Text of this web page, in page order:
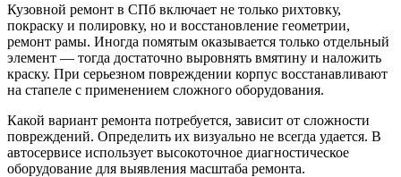
Кузовной ремонт в СПб включает не только рихтовку,
покраску и полировку, но и восстановление геометрии,
ремонт рамы. Иногда помятым оказывается только отдельный
элемент — тогда достаточно выровнять вмятину и наложить
краску. При серьезном повреждении корпус восстанавливают
на стапеле с применением сложного оборудования.
Какой вариант ремонта потребуется, зависит от сложности
повреждений. Определить их визуально не всегда удается. В
автосервисе использует высокоточное диагностическое
оборудование для выявления масштаба ремонта.